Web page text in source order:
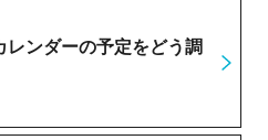
ンダーの予定をどう調